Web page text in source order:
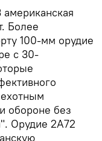
Более
100-мм орудие
с 30-
обороне без
Орудие 2А72